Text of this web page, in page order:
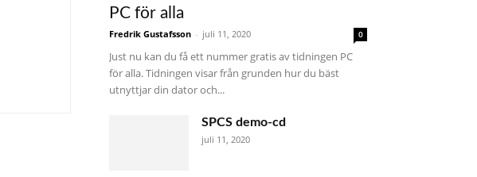
PC för alla
Fredrik Gustafsson - juli 11, 2020 0
Just nu kan du få ett nummer gratis av tidningen PC
för alla. Tidningen visar från grunden hur du bäst
utnyttjar din dator och...
SPCS demo-cd
juli 11, 2020